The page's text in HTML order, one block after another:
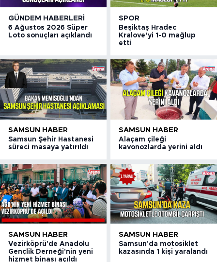
GÜNDEM HABERLERI
6 Ağustos 2026 Süper
Loto sonuçları açıklandı
SPOR
Beşiktaş Hradec
Kralove’yi 1-0 mağlup
etti
SAMSUN HABER
Samsun Şehir Hastanesi
süreci masaya yatırıldı
SAMSUN HABER
Alaçam çileği
kavonozlarda yerini aldı
SAMSUN HABER
Vezirköprü'de Anadolu
Gençlik Derneği'nin yeni
hizmet binası açıldı
SAMSUN HABER
Samsun'da motosiklet
kazasında 1 kişi yaralandı